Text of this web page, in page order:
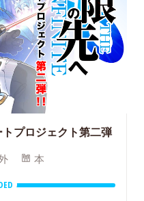
トプロジェクト第二弾
本